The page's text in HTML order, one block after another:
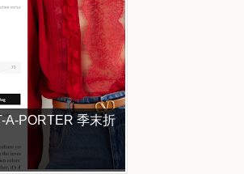
A-PORTER 季末折